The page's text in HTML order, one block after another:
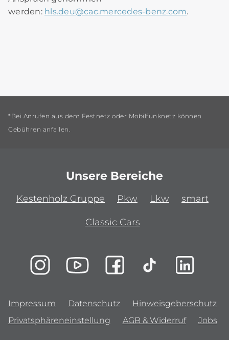
werden: hls.deu@cac.mercedes-benz.com.
*Bei Anrufen aus dem Festnetz oder Mobilfunknetz können
Gebühren anfallen.
Unsere Bereiche
Kestenholz Gruppe Pkw Lkw smart
Classic Cars
Impressum Datenschutz
Hinweisgeberschutz
Privatsphäreneinstellung
AGB & Widerruf Jobs